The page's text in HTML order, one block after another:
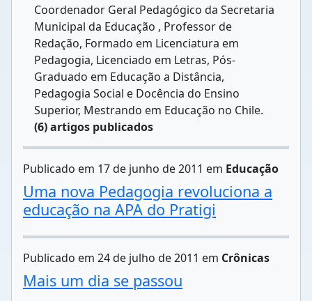
Coordenador Geral Pedagógico da Secretaria
Municipal da Educação , Professor de
Redação, Formado em Licenciatura em
Pedagogia, Licenciado em Letras, Pós-
Graduado em Educação a Distância,
Pedagogia Social e Docência do Ensino
Superior, Mestrando em Educação no Chile.
(6) artigos publicados
Publicado em 17 de junho de 2011 em Educação
Uma nova Pedagogia revoluciona a
educação na APA do Pratigi
Publicado em 24 de julho de 2011 em Crônicas
Mais um dia se passou